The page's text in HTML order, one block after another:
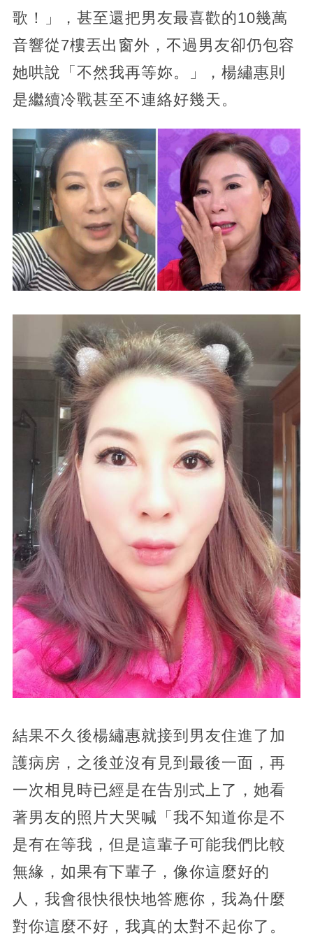
歌！」，甚至還把男友最喜歡的10幾萬
音響從7樓丟出窗外，不過男友卻仍包容
她哄說「不然我再等妳。」，楊繡惠則
是繼續冷戰甚至不連絡好幾天。
結果不久後楊繡惠就接到男友住進了加
護病房，之後並沒有見到最後一面，再
一次相見時已經是在告別式上了，她看
著男友的照片大哭喊「我不知道你是不
是有在等我，但是這輩子可能我們比較
無緣，如果有下輩子，像你這麼好的
人，我會很快很快地答應你，我為什麼
對你這麼不好，我真的太對不起你了。